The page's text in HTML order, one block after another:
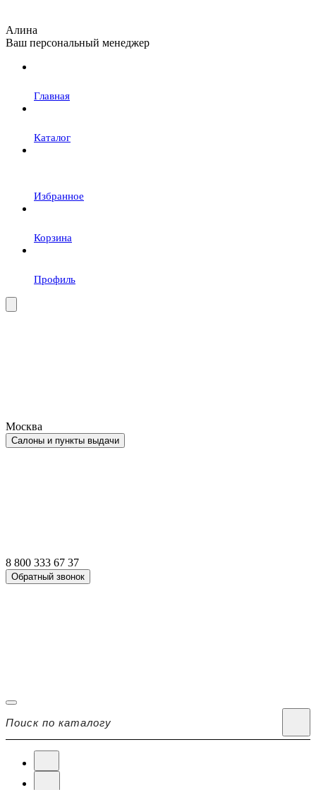
Алина
Ваш персональный менеджер
Главная
Каталог
Избранное
Корзина
Профиль
Москва
Салоны и пункты выдачи
8 800 333 67 37
Обратный звонок